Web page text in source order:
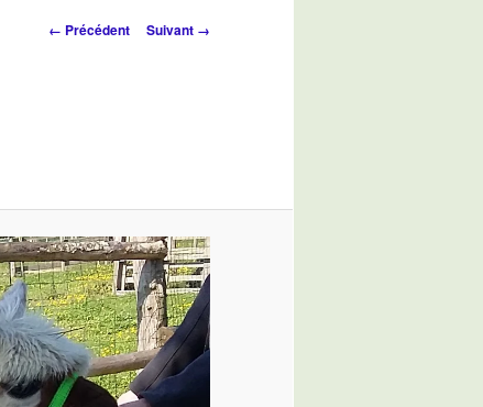
Navigation
← Précédent Suivant →